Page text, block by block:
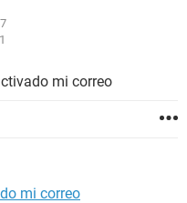
mi correo
mi correo